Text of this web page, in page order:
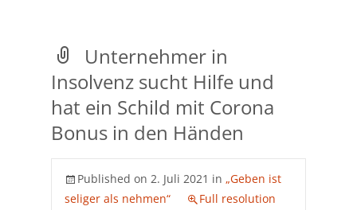
Unternehmer in
Insolvenz sucht Hilfe und
hat ein Schild mit Corona
Bonus in den Händen
Published on 2. Juli 2021 in „Geben ist
seliger als nehmen“
Full resolution